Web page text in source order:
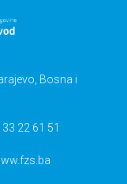
Bosna i
22 61 51